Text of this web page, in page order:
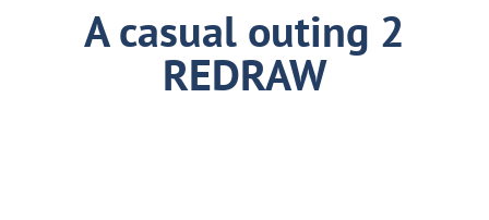
A casual outing 2
REDRAW